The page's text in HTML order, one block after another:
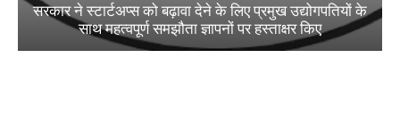
सरकार ने स्टार्टअप्‍स को बढ़ावा देने के लिए प्रमुख उद्योगपतियों के
साथ महत्‍वपूर्ण समझौता ज्ञापनों पर हस्‍ताक्षर किए